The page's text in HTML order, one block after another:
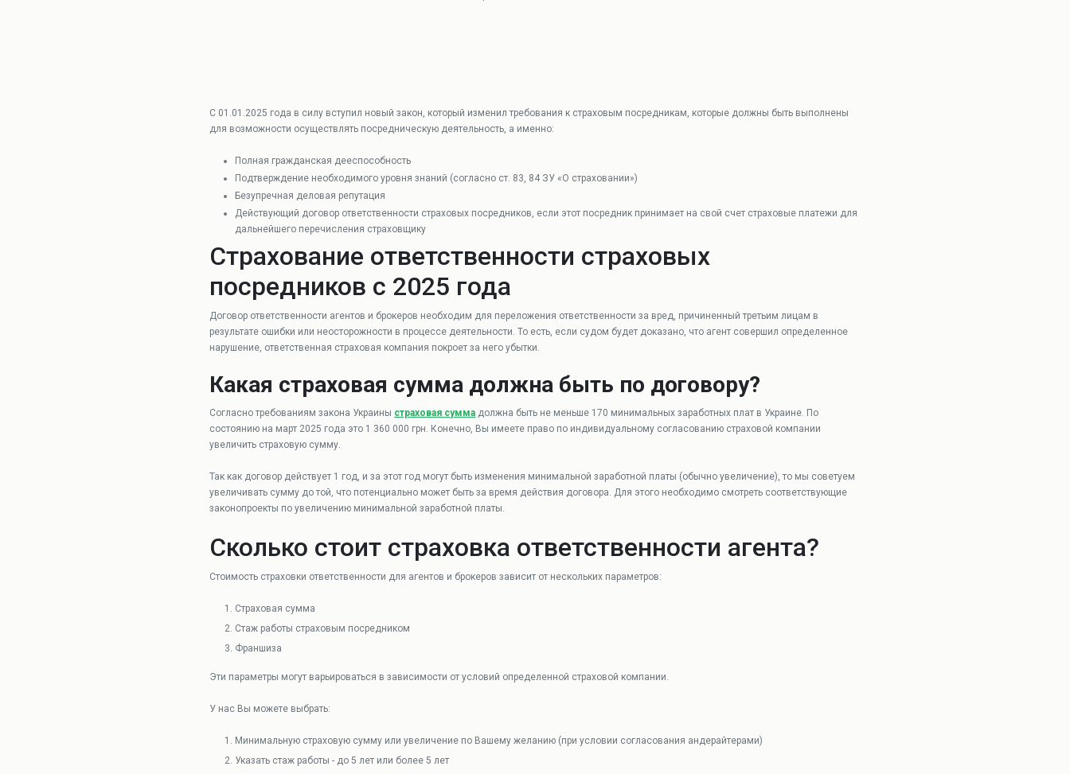
С 01.01.2025 года в силу вступил новый закон, который изменил требования к страховым посредникам, которые должны быть выполнены
для возможности осуществлять посредническую деятельность, а именно:
Полная гражданская дееспособность
Подтверждение необходимого уровня знаний (согласно ст. 83, 84 ЗУ «О страховании»)
Безупречная деловая репутация
Действующий договор ответственности страховых посредников, если этот посредник принимает на свой счет страховые платежи для
дальнейшего перечисления страховщику
Страхование ответственности страховых
посредников с 2025 года
Договор ответственности агентов и брокеров необходим для переложения ответственности за вред, причиненный третьим лицам в
результате ошибки или неосторожности в процессе деятельности. То есть, если судом будет доказано, что агент совершил определенное
нарушение, ответственная страховая компания покроет за него убытки.
Какая страховая сумма должна быть по договору?
Согласно требованиям закона Украины страховая сумма должна быть не меньше 170 минимальных заработных плат в Украине. По
состоянию на март 2025 года это 1 360 000 грн. Конечно, Вы имеете право по индивидуальному согласованию страховой компании
увеличить страховую сумму.
Так как договор действует 1 год, и за этот год могут быть изменения минимальной заработной платы (обычно увеличение), то мы советуем
увеличивать сумму до той, что потенциально может быть за время действия договора. Для этого необходимо смотреть соответствующие
законопроекты по увеличению минимальной заработной платы.
Сколько стоит страховка ответственности агента?
Стоимость страховки ответственности для агентов и брокеров зависит от нескольких параметров:
Страховая сумма
Стаж работы страховым посредником
Франшиза
Эти параметры могут варьироваться в зависимости от условий определенной страховой компании.
У нас Вы можете выбрать:
Минимальную страховую сумму или увеличение по Вашему желанию (при условии согласования андерайтерами)
Указать стаж работы - до 5 лет или более 5 лет